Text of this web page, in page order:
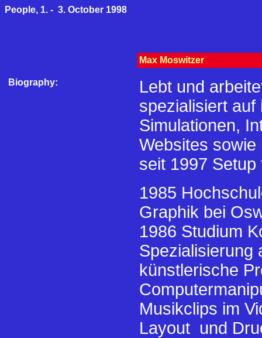
People, 1. - 3. October 1998
Max Moswitzer
Biography:
Lebt und
spezialisiert auf
Simulationen,
Websites
seit 1997
1985
Graphik bei
1986 Studium
Spezialisierung
künstlerische
Musikclips im
Layout und